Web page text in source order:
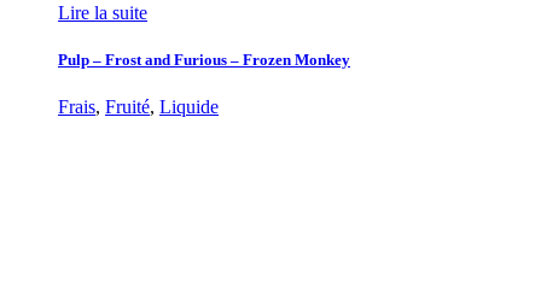
Lire la suite
Pulp – Frost and Furious – Frozen Monkey
Frais, Fruité, Liquide